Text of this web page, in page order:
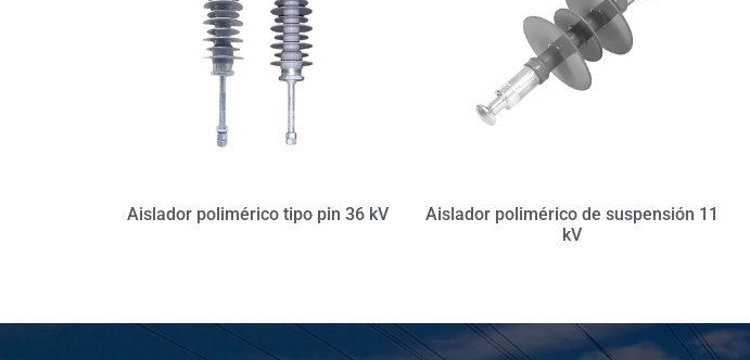
Aislador polimérico tipo pin 36 kV
Aislador polimérico de suspensión 11
kV